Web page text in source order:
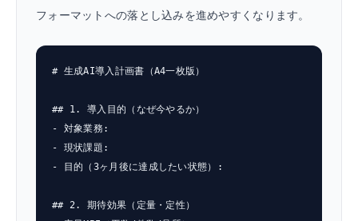
フォーマットへの落とし込みを進めやすくなります。
# 生成AI導入計画書（A4一枚版）
## 1. 導入目的（なぜ今やるか）
- 対象業務:
- 現状課題:
- 目的（3ヶ月後に達成したい状態）:
## 2. 期待効果（定量・定性）